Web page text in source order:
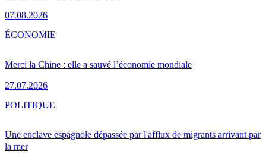
07.08.2026
Merci la Chine : elle a sauvé l’économie mondiale
27.07.2026
ÉCONOMIE
Une enclave espagnole dépassée par l'afflux de migrants arrivant par
la mer
POLITIQUE